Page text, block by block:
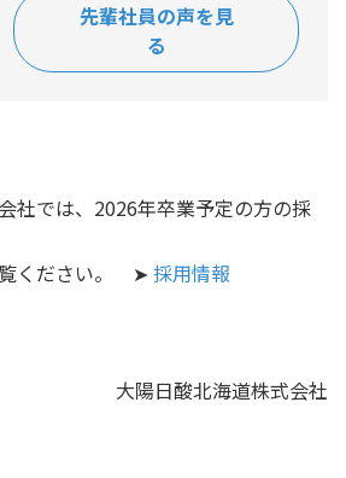
先輩社員の声を見
る
社では、2026年卒業予定の方の採
ください。 ➤ 採用情報
大陽日酸北海道株式会社